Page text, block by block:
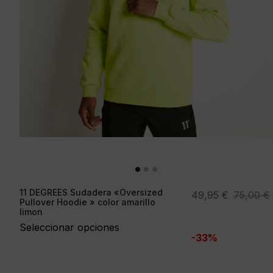
11 DEGREES Sudadera «Oversized
Pullover Hoodie » color amarillo
limon
Seleccionar opciones
75,00€
El
era:
49,95 €
El
es:
-33%